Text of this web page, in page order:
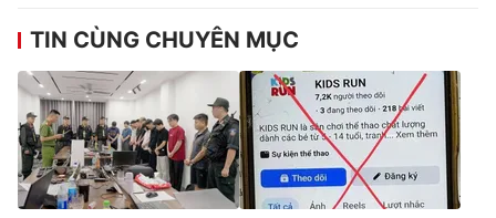
TIN CÙNG CHUYÊN MỤC